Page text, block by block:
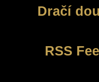
Dračí
RSS